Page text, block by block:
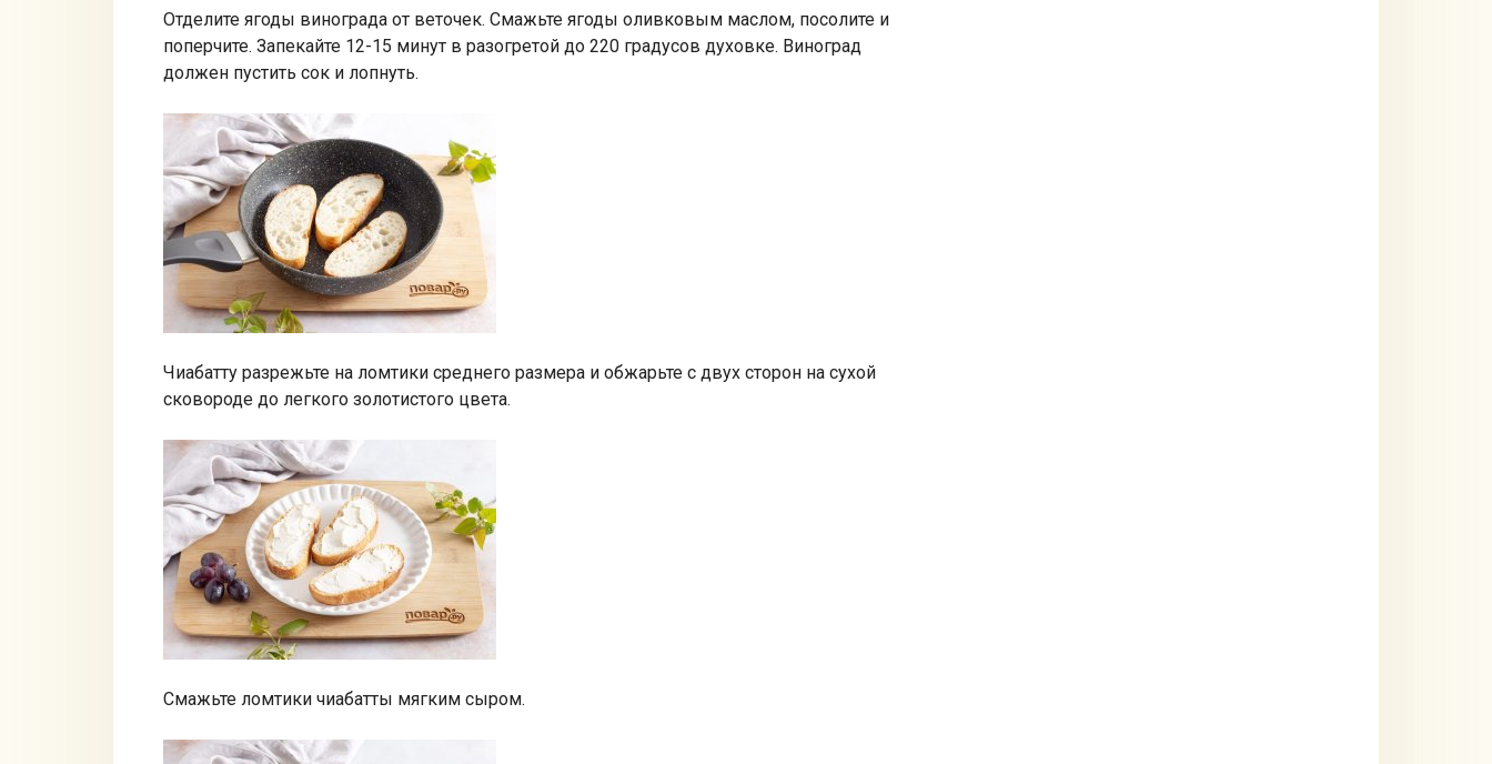
Отделите ягоды винограда от веточек. Смажьте ягоды оливковым маслом, посолите и
поперчите. Запекайте 12-15 минут в разогретой до 220 градусов духовке. Виноград
должен пустить сок и лопнуть.
Чиабатту разрежьте на ломтики среднего размера и обжарьте с двух сторон на сухой
сковороде до легкого золотистого цвета.
Смажьте ломтики чиабатты мягким сыром.